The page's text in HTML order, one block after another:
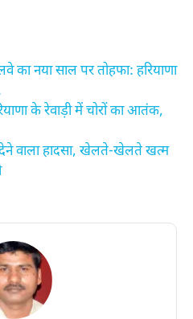
का नया साल पर तोहफा: हरियाणा
के रेवाड़ी में चोरों का आतंक,
वाला हादसा, खेलते-खेलते खत्म